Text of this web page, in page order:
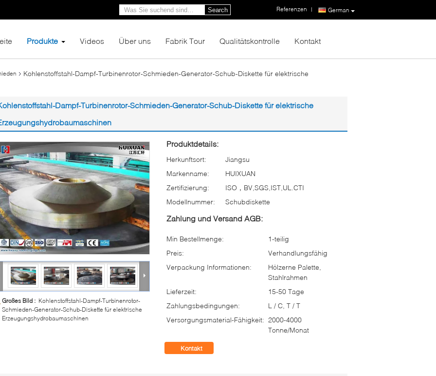
German
Referenzen |
Search
Produkte Videos Über uns Fabrik Tour Qualitätskontrolle Kontakt
Kohlenstoffstahl-Dampf-Turbinenrotor-Schmieden-Generator-Schub-Diskette für elektrische
Dampf-Turbinenrotor-Schmieden-Generator-Schub-Diskette für elektrische
Großes Bild : Kohlenstoffstahl-Dampf-Turbinenrotor-
Schmieden-Generator-Schub-Diskette für elektrische
Erzeugungshydrobaumaschinen
Produktdetails:
Herkunftsort:
Jiangsu
Markenname:
HUIXUAN
Zertifizierung:
ISO，BV,SGS,IST,UL.CTI
Modellnummer:
Schubdiskette
Zahlung und Versand AGB:
Min Bestellmenge:
1-teilig
Preis:
Verhandlungsfähig
Verpackung Informationen:
Hölzerne Palette,
Stahlrahmen
Lieferzeit:
15-50 Tage
Zahlungsbedingungen:
L / C, T / T
Versorgungsmaterial-Fähigkeit: 2000-4000
Tonne/Monat
Kontakt